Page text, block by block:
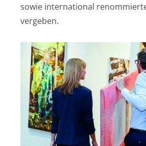
sowie international
vergeben.